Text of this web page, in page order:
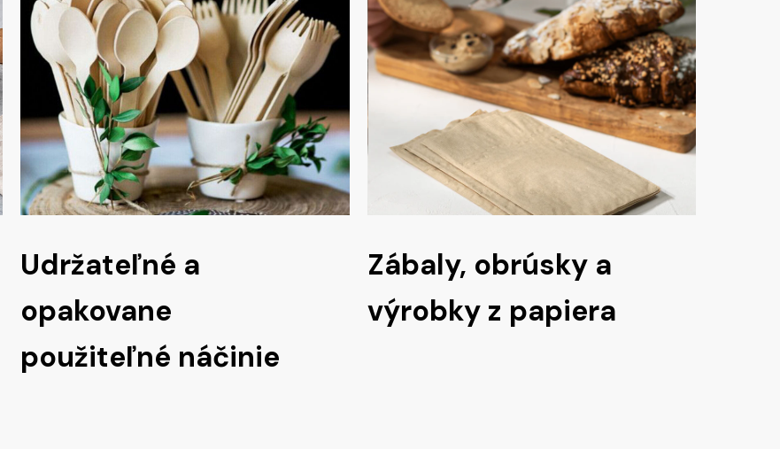
Udržateľné a
opakovane
použiteľné náčinie
Zábaly, obrúsky a
výrobky z papiera